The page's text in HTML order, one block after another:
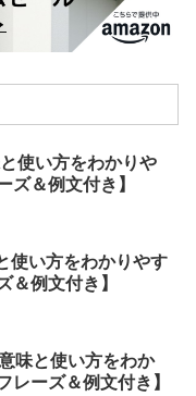
使い方をわかりや
ズ＆例文付き】
使い方をわかりやす
＆例文付き】
味と使い方をわか
レーズ＆例文付き】